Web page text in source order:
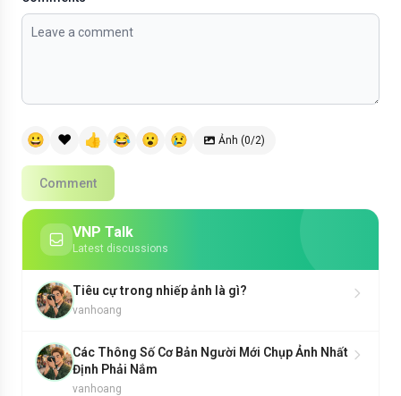
😀 ❤️ 👍 😂 😮 😢 Ảnh (0/2)
Comment
VNP Talk
Latest discussions
Tiêu cự trong nhiếp ảnh là gì?
vanhoang
Các Thông Số Cơ Bản Người Mới Chụp Ảnh Nhất
Định Phải Nắm
vanhoang